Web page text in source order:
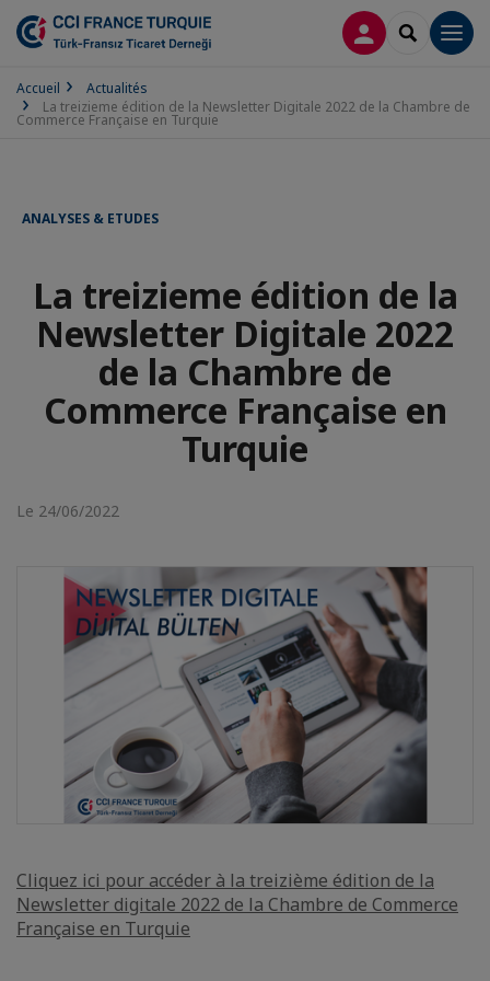
CONNEXION
Accueil
Actualités
La treizieme édition de la Newsletter Digitale 2022 de la Chambre de
Commerce Française en Turquie
ANALYSES & ETUDES
La treizieme édition de la
Newsletter Digitale 2022
de la Chambre de
Commerce Française en
Turquie
Le 24/06/2022
Cliquez ici pour accéder à la treizième édition de la
Newsletter digitale 2022 de la Chambre de Commerce
Française en Turquie